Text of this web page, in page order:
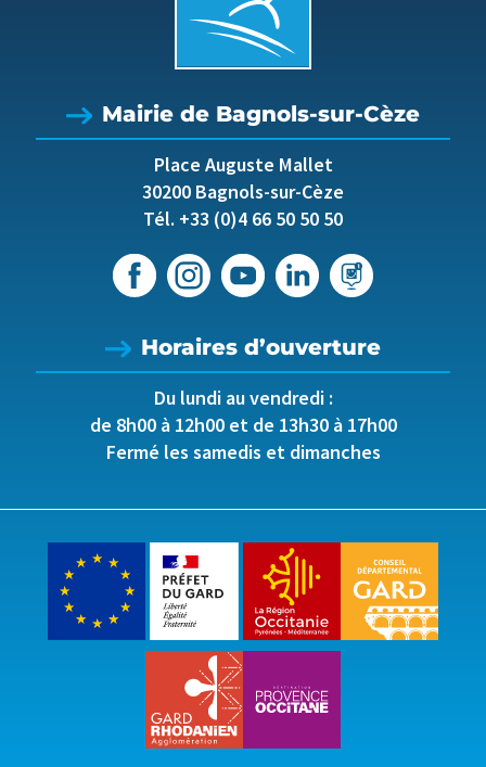
Mairie de Bagnols-sur-Cèze
Place Auguste Mallet
30200 Bagnols-sur-Cèze
Tél. +33 (0)4 66 50 50 50
Horaires d’ouverture
Du lundi au vendredi :
de 8h00 à 12h00 et de 13h30 à 17h00
Fermé les samedis et dimanches